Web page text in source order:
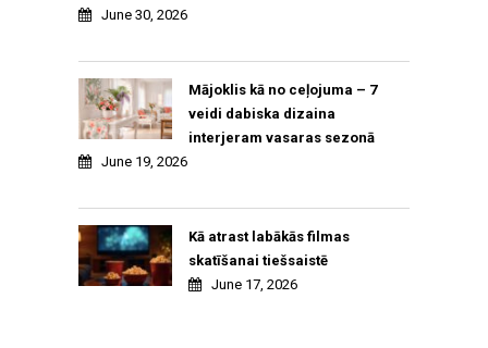
June 30, 2026
Mājoklis kā no ceļojuma – 7
veidi dabiska dizaina
interjeram vasaras sezonā
June 19, 2026
Kā atrast labākās filmas
skatīšanai tiešsaistē
June 17, 2026